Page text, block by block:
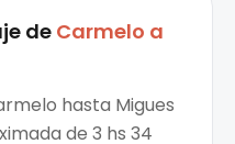
de Carmelo a
hasta Migues
de 3 hs 34